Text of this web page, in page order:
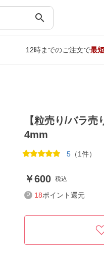
search
12時までのご注文で最
【粒売り/バラ
4mm
5（1件）
600 税込
18ポイント還元